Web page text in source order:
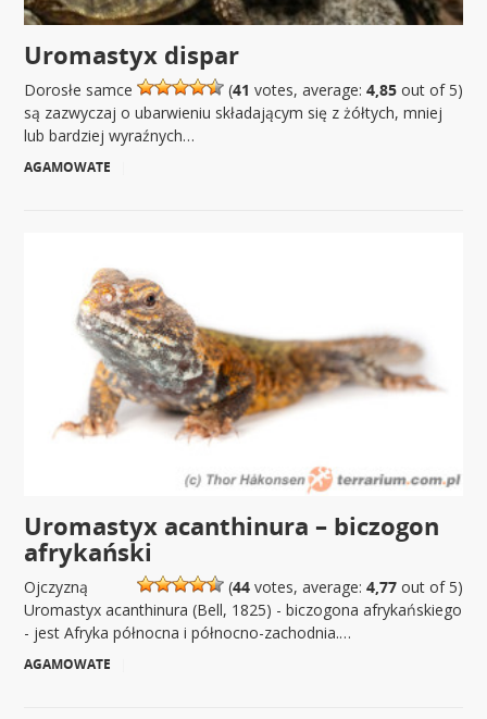
Uromastyx dispar
(41 votes, average: 4,85out of 5)
Dorosłe samce
są zazwyczaj o ubarwieniu składającym się z żółtych, mniej
lub bardziej wyraźnych…
AGAMOWATE
Uromastyx acanthinura – biczogon
afrykański
(44votes, average: 4,77out of 5)
Ojczyzną
Uromastyx acanthinura (Bell, 1825) - biczogona afrykańskiego
- jest Afryka północna i północno-zachodnia.…
AGAMOWATE